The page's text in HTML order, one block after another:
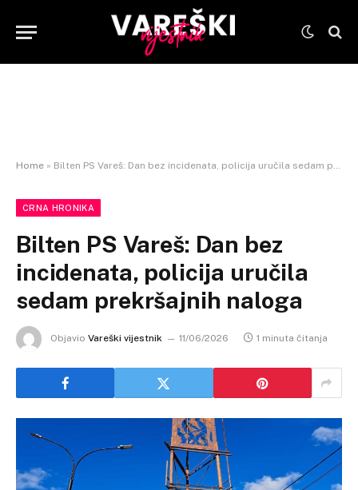
Home » Bilten PS Vareš: Dan bez incidenata, policija uručila sedam prekršajnih naloga
CRNA HRONIKA
Bilten PS Vareš: Dan bez
incidenata, policija uručila
sedam prekršajnih naloga
Objavio Vareški vijestnik 11/06/2026 1 minuta čitanja